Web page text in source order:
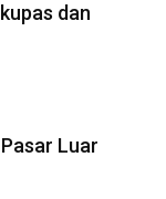
dan
Luar